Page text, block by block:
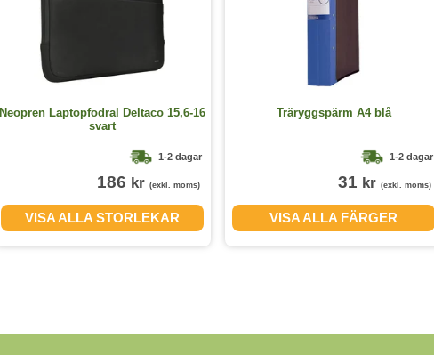
Neopren Laptopfodral Deltaco 15,6-16
svart
1-2 dagar
186 kr (exkl. moms)
VISA ALLA STORLEKAR
Träryggspärm A4 blå
1-2 dagar
31 kr (exkl. moms)
VISA ALLA FÄRGER